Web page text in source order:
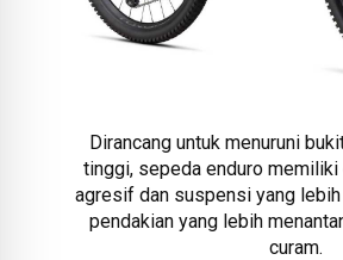
Dirancang untuk menuruni
tinggi, sepeda enduro
agresif dan suspensi yang lebih
pendakian yang lebih
curam.